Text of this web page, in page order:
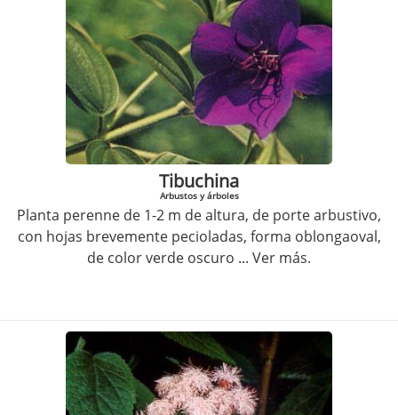
Tibuchina
Arbustos y árboles
Planta perenne de 1-2 m de altura, de porte arbustivo,
con hojas brevemente pecioladas, forma oblongaoval,
de color verde oscuro ... Ver más.